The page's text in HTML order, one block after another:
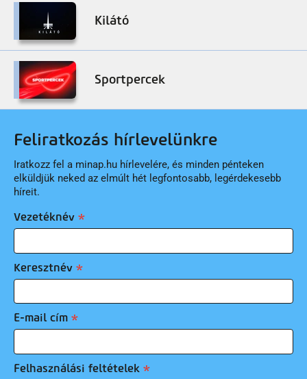
Kilátó
Sportpercek
Feliratkozás hírlevelünkre
Iratkozz fel a minap.hu hírlevelére, és minden pénteken
elküldjük neked az elmúlt hét legfontosabb, legérdekesebb
híreit.
Vezetéknév
Keresztnév
E-mail cím
Felhasználási feltételek